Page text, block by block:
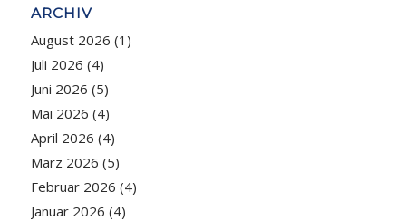
ARCHIV
August 2026 (1)
Juli 2026 (4)
Juni 2026 (5)
Mai 2026 (4)
April 2026 (4)
März 2026 (5)
Februar 2026 (4)
Januar 2026 (4)